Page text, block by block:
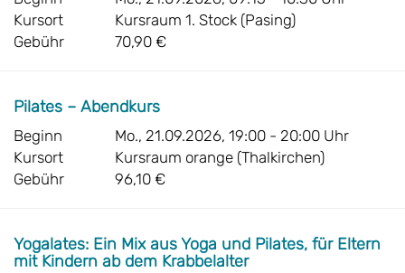
Kursort
Kursraum 1. Stock (Pasing)
Gebühr
70,90 €
Pilates – Abendkurs
Beginn
Mo., 21.09.2026, 19:00 - 20:00 Uhr
Kursort
Kursraum orange (Thalkirchen)
Gebühr
96,10 €
Yogalates: Ein Mix aus Yoga und Pilates, für Eltern
mit Kindern ab dem Krabbelalter